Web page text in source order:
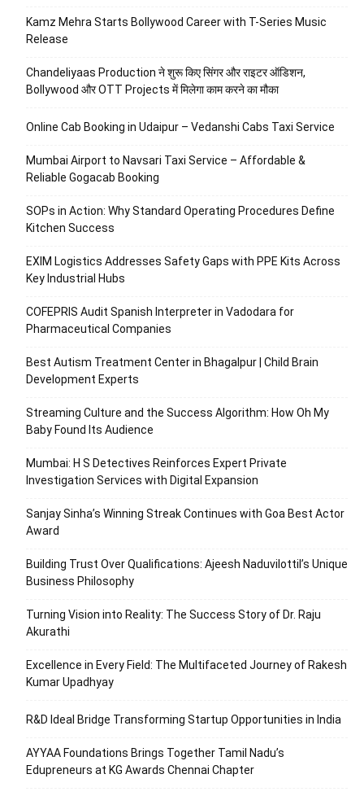
Kamz Mehra Starts Bollywood Career with T-Series Music
Release
Chandeliyaas Production ने शुरू किए सिंगर और राइटर ऑडिशन,
Bollywood और OTT Projects में मिलेगा काम करने का मौका
Online Cab Booking in Udaipur – Vedanshi Cabs Taxi Service
Mumbai Airport to Navsari Taxi Service – Affordable &
Reliable Gogacab Booking
SOPs in Action: Why Standard Operating Procedures Define
Kitchen Success
EXIM Logistics Addresses Safety Gaps with PPE Kits Across
Key Industrial Hubs
COFEPRIS Audit Spanish Interpreter in Vadodara for
Pharmaceutical Companies
Best Autism Treatment Center in Bhagalpur | Child Brain
Development Experts
Streaming Culture and the Success Algorithm: How Oh My
Baby Found Its Audience
Mumbai: H S Detectives Reinforces Expert Private
Investigation Services with Digital Expansion
Sanjay Sinha’s Winning Streak Continues with Goa Best Actor
Award
Building Trust Over Qualifications: Ajeesh Naduvilottil’s Unique
Business Philosophy
Turning Vision into Reality: The Success Story of Dr. Raju
Akurathi
Excellence in Every Field: The Multifaceted Journey of Rakesh
Kumar Upadhyay
R&D Ideal Bridge Transforming Startup Opportunities in India
AYYAA Foundations Brings Together Tamil Nadu’s
Edupreneurs at KG Awards Chennai Chapter